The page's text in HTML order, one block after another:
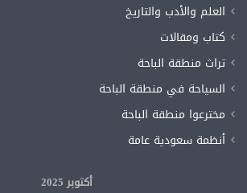
سنوات
أظهر
الله
براءته.
وقد
توفي
يرحمه
الله
في
العلم والأدب والتاريخ
كتاب ومقالات
تراث منطقة الباحة
السياحة في منطقة الباحة
مخترعوا منطقة الباحة
أنظمة سعودية عامة
أكتوبر 2025